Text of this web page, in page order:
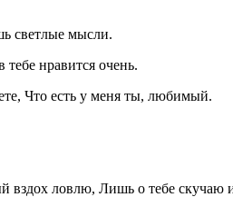
светлые мысли.
нравится очень.
Что есть у меня ты, любимый.
вздох ловлю, Лишь о тебе скучаю